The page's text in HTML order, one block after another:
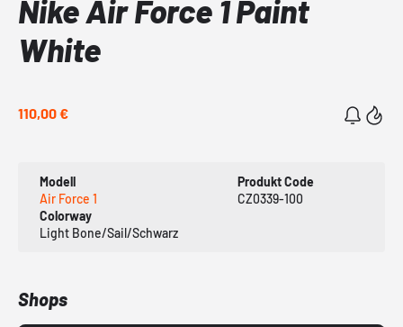
Nike Air Force 1 Paint
White
110,00 €
Modell
Air Force 1
Produkt Code
CZ0339-100
Colorway
Light Bone/Sail/Schwarz
Shops